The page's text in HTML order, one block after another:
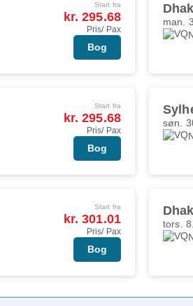
Start fra
kr. 295.68
Pris/ Pax
Bog
man.
Start fra
kr. 295.68
Pris/ Pax
Bog
søn.
Start fra
kr. 301.01
Pris/ Pax
Bog
tors.